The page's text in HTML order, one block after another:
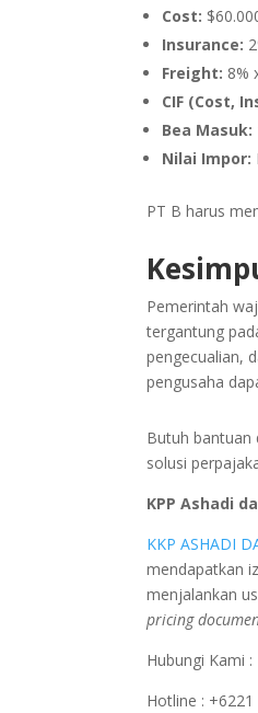
Cost:
Insurance:
Freight: 8%
CIF (Cost,
Bea Masuk:
Nilai Impor:
PT B harus
Pemerintah
tergantung
pengecualian,
pengusaha
Butuh bantuan
solusi
KPP Ashadi
KKP ASHADI
mendapatkan
menjalankan
pricing
Hubungi Kami :
Hotline : +6221